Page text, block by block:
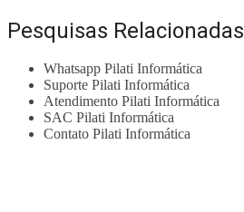
Pesquisas Relacionadas
Whatsapp Pilati Informática
Suporte Pilati Informática
Atendimento Pilati Informática
SAC Pilati Informática
Contato Pilati Informática